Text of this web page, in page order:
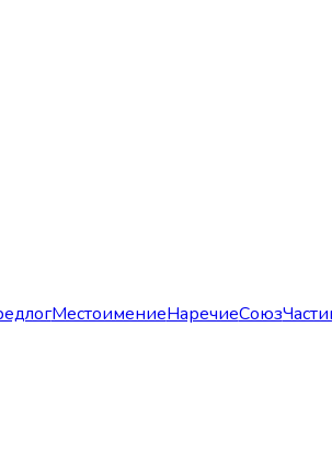
МестоимениеНаречиеСоюз